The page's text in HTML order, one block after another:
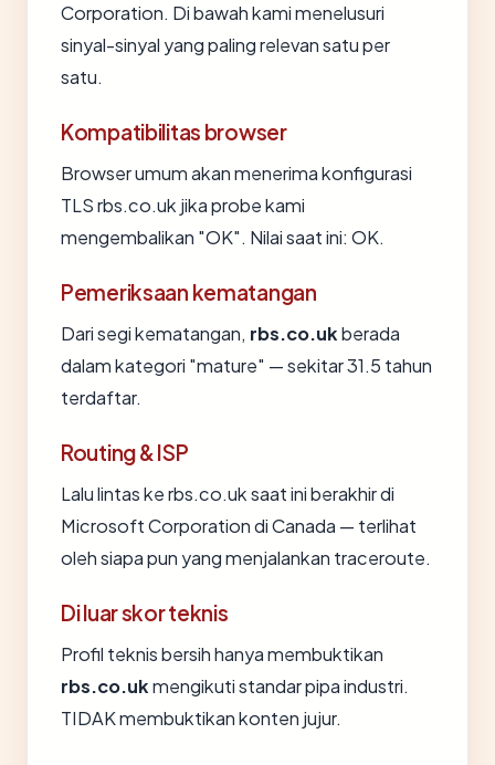
Corporation. Di bawah kami menelusuri
sinyal-sinyal yang paling relevan satu per
satu.
Kompatibilitas browser
Browser umum akan menerima konfigurasi
TLS rbs.co.uk jika probe kami
mengembalikan "OK". Nilai saat ini: OK.
Pemeriksaan kematangan
Dari segi kematangan, rbs.co.ukberada
dalam kategori "mature" — sekitar 31.5 tahun
terdaftar.
Routing & ISP
Lalu lintas ke rbs.co.uk saat ini berakhir di
Microsoft Corporation di Canada — terlihat
oleh siapa pun yang menjalankan traceroute.
Di luar skor teknis
Profil teknis bersih hanya membuktikan
rbs.co.ukmengikuti standar pipa industri.
TIDAK membuktikan konten jujur.